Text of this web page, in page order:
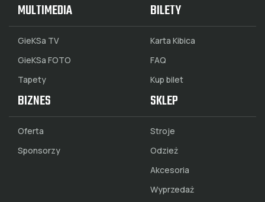
MULTIMEDIA
GieKSa TV
GieKSa FOTO
Tapety
BILETY
Karta Kibica
FAQ
Kup bilet
BIZNES
Oferta
Sponsorzy
SKLEP
Stroje
Odzież
Akcesoria
Wyprzedaż